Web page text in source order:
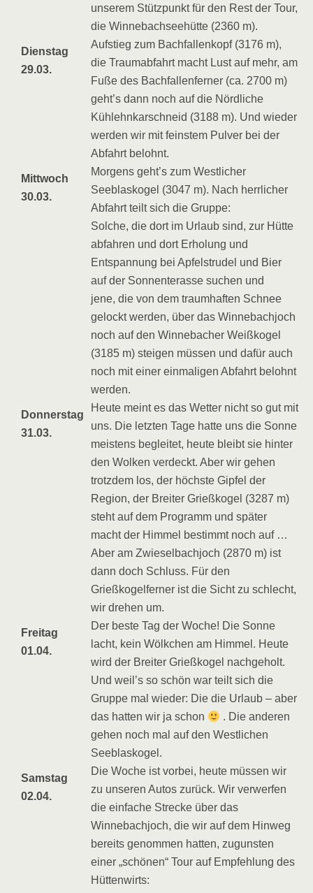
unserem Stützpunkt für den Rest der Tour,
die Winnebachseehütte (2360 m).
Dienstag
29.03.
Aufstieg zum Bachfallenkopf (3176 m),
die Traumabfahrt macht Lust auf mehr, am
Fuße des Bachfallenferner (ca. 2700 m)
geht’s dann noch auf die Nördliche
Kühlehnkarschneid (3188 m). Und wieder
werden wir mit feinstem Pulver bei der
Abfahrt belohnt.
Mittwoch
30.03.
Morgens geht’s zum Westlicher
Seeblaskogel (3047 m). Nach herrlicher
Abfahrt teilt sich die Gruppe:
Solche, die dort im Urlaub sind, zur Hütte
abfahren und dort Erholung und
Entspannung bei Apfelstrudel und Bier
auf der Sonnenterasse suchen und
jene, die von dem traumhaften Schnee
gelockt werden, über das Winnebachjoch
noch auf den Winnebacher Weißkogel
(3185 m) steigen müssen und dafür auch
noch mit einer einmaligen Abfahrt belohnt
werden.
Donnerstag
31.03.
Heute meint es das Wetter nicht so gut mit
uns. Die letzten Tage hatte uns die Sonne
meistens begleitet, heute bleibt sie hinter
den Wolken verdeckt. Aber wir gehen
trotzdem los, der höchste Gipfel der
Region, der Breiter Grießkogel (3287 m)
steht auf dem Programm und später
macht der Himmel bestimmt noch auf …
Aber am Zwieselbachjoch (2870 m) ist
dann doch Schluss. Für den
Grießkogelferner ist die Sicht zu schlecht,
wir drehen um.
Freitag
01.04.
Der beste Tag der Woche! Die Sonne
lacht, kein Wölkchen am Himmel. Heute
wird der Breiter Grießkogel nachgeholt.
Und weil’s so schön war teilt sich die
Gruppe mal wieder: Die die Urlaub – aber
das hatten wir ja schon
. Die anderen
gehen noch mal auf den Westlichen
Seeblaskogel.
Samstag
02.04.
Die Woche ist vorbei, heute müssen wir
zu unseren Autos zurück. Wir verwerfen
die einfache Strecke über das
Winnebachjoch, die wir auf dem Hinweg
bereits genommen hatten, zugunsten
einer „schönen“ Tour auf Empfehlung des
Hüttenwirts: